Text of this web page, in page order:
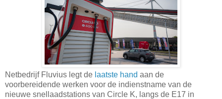
Netbedrijf Fluvius legt de laatste hand aan de
voorbereidende werken voor de indienstname van de
nieuwe snellaadstations van Circle K, langs de E17 in